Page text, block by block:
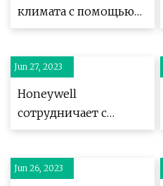
климата с помощью
проектов по
хранению углерода
Jun 27, 2023
Honeywell
сотрудничает с
Техасским
Остине в области
Jun 26, 2023